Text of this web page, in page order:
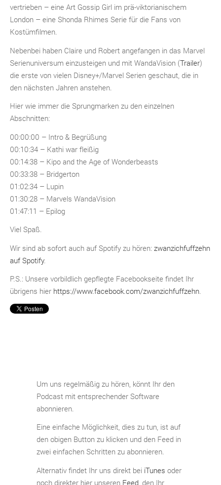
vertrieben – eine Art Gossip Girl im prä-viktorianischem
London – eine Shonda Rhimes Serie für die Fans von
Kostümfilmen.
Nebenbei haben Claire und Robert angefangen in das Marvel
Serienuniversum einzusteigen und mit WandaVision (Trailer)
die erste von vielen Disney+/Marvel Serien geschaut, die in
den nächsten Jahren anstehen.
Hier wie immer die Sprungmarken zu den einzelnen
Abschnitten:
00:00:00 – Intro & Begrüßung
00:10:34 – Kathi war fleißig
00:14:38 – Kipo and the Age of Wonderbeasts
00:33:38 – Bridgerton
01:02:34 – Lupin
01:30:28 – Marvels WandaVision
01:47:11 – Epilog
Viel Spaß.
Wir sind ab sofort auch auf Spotify zu hören: zwanzichfuffzehn
auf Spotify.
P.S.: Unsere vorbildlich gepflegte Facebookseite findet Ihr
übrigens hier https://www.facebook.com/zwanzichfuffzehn.
Um uns regelmäßig zu hören, könnt Ihr den
Podcast mit entsprechender Software
abonnieren.
Eine einfache Möglichkeit, dies zu tun, ist auf
den obigen Button zu klicken und den Feed in
zwei einfachen Schritten zu abonnieren.
Alternativ findet Ihr uns direkt bei iTunes oder
noch direkter hier unseren Feed , den Ihr